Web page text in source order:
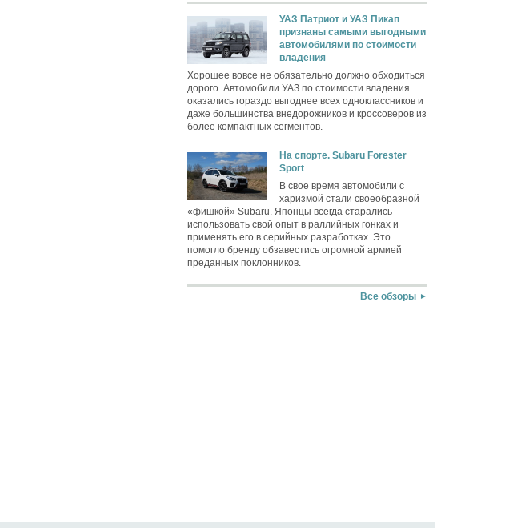
УАЗ Патриот и УАЗ Пикап
признаны самыми выгодными
автомобилями по стоимости
владения
Хорошее вовсе не обязательно должно обходиться
дорого. Автомобили УАЗ по стоимости владения
оказались гораздо выгоднее всех одноклассников и
даже большинства внедорожников и кроссоверов из
более компактных сегментов.
На спорте. Subaru Forester
Sport
В свое время автомобили с
харизмой стали своеобразной
«фишкой» Subaru. Японцы всегда старались
использовать свой опыт в раллийных гонках и
применять его в серийных разработках. Это
помогло бренду обзавестись огромной армией
преданных поклонников.
Все обзоры